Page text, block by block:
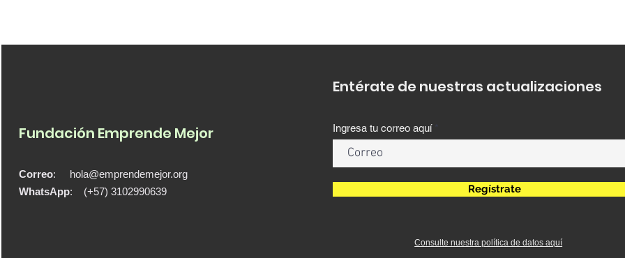
Fundación Emprende Mejor
Correo: hola@emprendemejor.org
WhatsApp: (+57) 3102990639
Entérate de nuestras actualizaciones
Ingresa tu correo aquí
Regístrate
Consulte nuestra política de datos aquí